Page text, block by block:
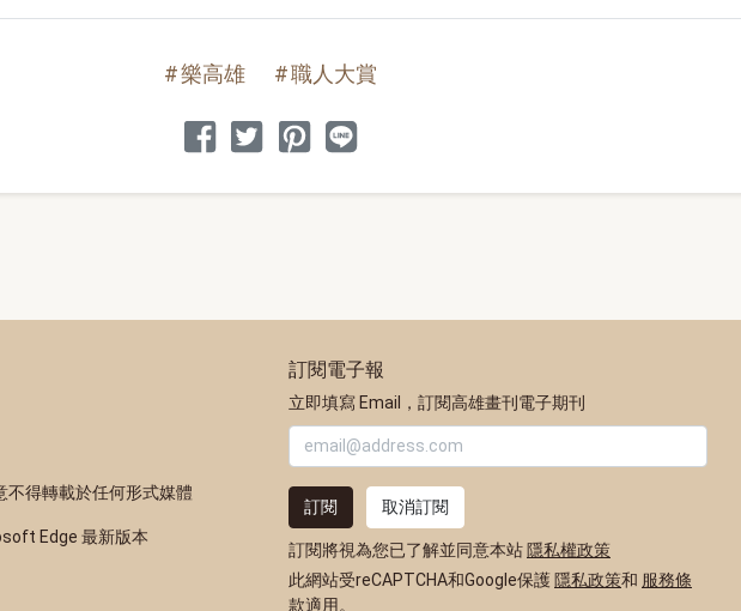
樂高雄 職人大賞
分享到 Facebook
分享到 Twitter
分享到 Pinterest
分享到 Line
不得轉載於任何形式媒體
Edge 最新版本
訂閱電子報
立即填寫 Email，訂閱高雄畫刊電子期刊
訂閱 取消訂閱
訂閱將視為您已了解並同意本站隱私權政策
此網站受reCAPTCHA和Google保護隱私政策和 服務條
款適用。